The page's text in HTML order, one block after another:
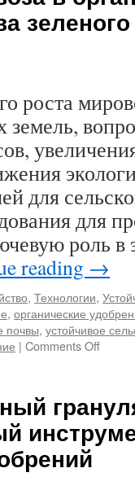
образования
КНР:
гранулятор
для
известняка
SXZG-
2080
по
цене
всего
2500
долларов!
роста
для
для
роль в
reading →
, Технологии,
, органические
почвы, устойчивое
| Comments Offon